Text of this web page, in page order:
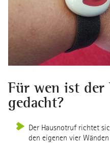
Für wen ist der
gedacht?
Der Hausnotruf richtet
den eigenen vier